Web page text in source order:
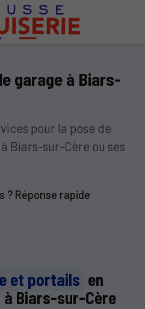
garage à Biars-
pour la pose de
Biars-sur-Cère ou ses
? Réponse rapide
et portails en
à Biars-sur-Cère